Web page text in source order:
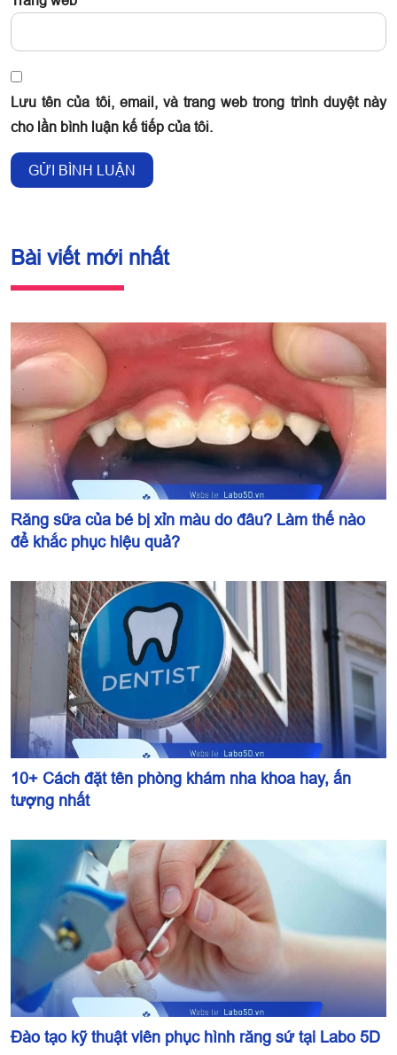
Lưu tên của tôi, email, và trang web trong trình duyệt này
cho lần bình luận kế tiếp của tôi.
Bài viết mới nhất
Răng sữa của bé bị xỉn màu do đâu? Làm thế nào
để khắc phục hiệu quả?
10+ Cách đặt tên phòng khám nha khoa hay, ấn
tượng nhất
Đào tạo kỹ thuật viên phục hình răng sứ tại Labo 5D